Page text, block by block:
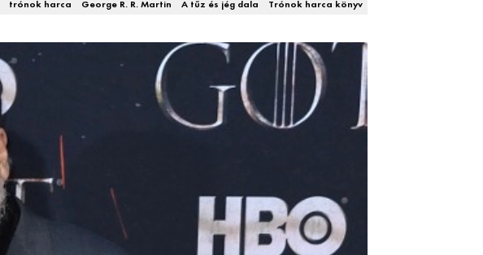
trónok harca George R. R. Martin A tűz és jég dala Trónok harca könyv